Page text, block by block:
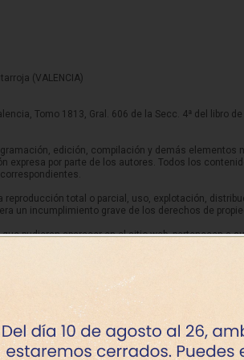
(VALENCIA)
Tomo 1813, Gral. 606 de la Secc. 4ª del libro
edición, compilación y demás
expresa por parte de los autores. Todos los
total o parcial, uso, explotación,
un incumplimiento grave de los derechos de
pudieran aparecer en el sitio web, pertenecen
autoriza expresamente a que terceros
derechos de propiedad intelectual e
o recomendación por parte de este.
de los derechos de propiedad